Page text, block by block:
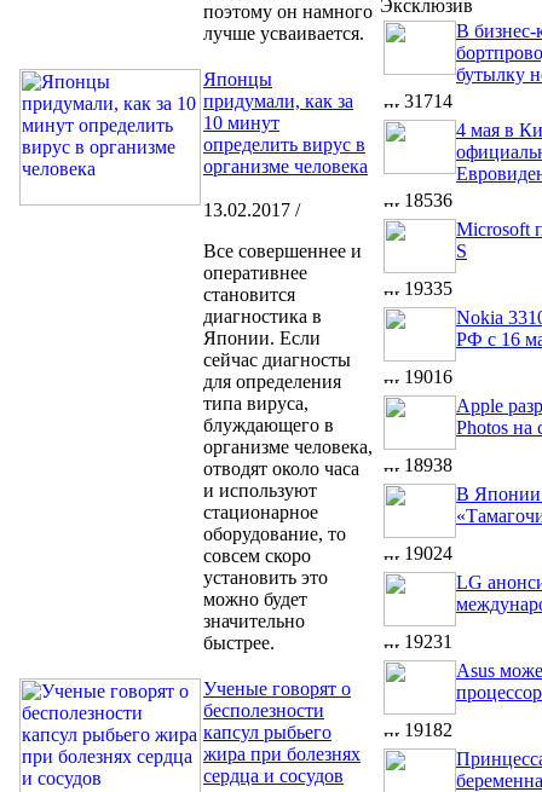
поэтому он намного
лучше усваивается.
Японцы
придумали, как за
10 минут
определить вирус в
организме человека
13.02.2017 /
Все совершеннее и
оперативнее
становится
диагностика в
Японии. Если
сейчас диагносты
для определения
типа вируса,
блуждающего в
организме человека,
отводят около часа
и используют
стационарное
оборудование, то
совсем скоро
установить это
можно будет
значительно
быстрее.
Ученые говорят о
бесполезности
капсул рыбьего
жира при болезнях
сердца и сосудов
Эксклюзив
В бизнес-
бутылку
31714
4 мая в
18536
Microsoft
S
19335
Nokia
РФ с 16
19016
Apple
Photos на
18938
В Японии
19024
LG
19231
Asus
19182
беременна